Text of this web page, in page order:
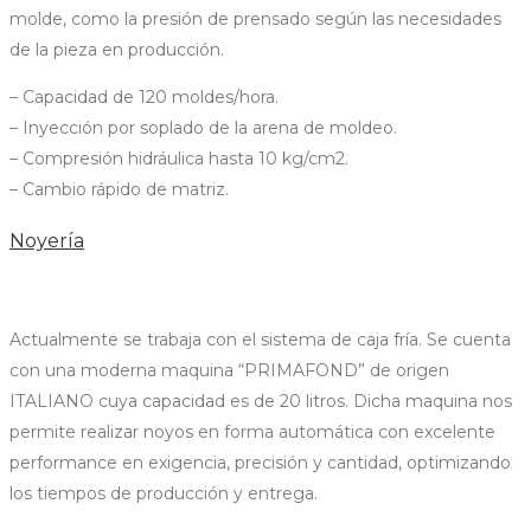
molde, como la presión de prensado según las necesidades
de la pieza en producción.
– Capacidad de 120 moldes/hora.
– Inyección por soplado de la arena de moldeo.
– Compresión hidráulica hasta 10 kg/cm2.
– Cambio rápido de matriz.
Noyería
Actualmente se trabaja con el sistema de caja fría. Se cuenta
con una moderna maquina “PRIMAFOND” de origen
ITALIANO cuya capacidad es de 20 litros. Dicha maquina nos
permite realizar noyos en forma automática con excelente
performance en exigencia, precisión y cantidad, optimizando
los tiempos de producción y entrega.